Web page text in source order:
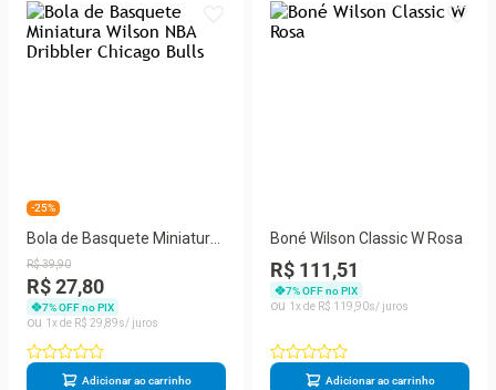
-25%
Bola de Basquete Miniatura
Wilson NBA Dribbler Chicago
Bulls
R$39,90
R$ 27,80
7% OFF no PIX
1
R$ 29 89
Adicionar ao carrinho
Boné Wilson Classic W Rosa
R$ 111,51
7% OFF no PIX
1
R$ 119 90
Adicionar ao carrinho